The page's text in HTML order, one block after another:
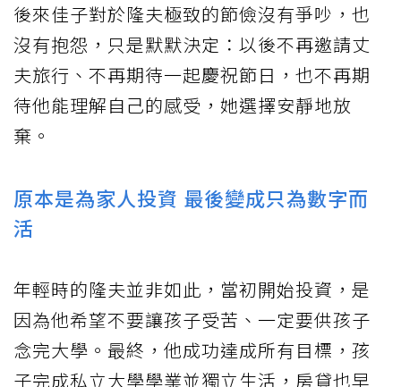
後來佳子對於隆夫極致的節儉沒有爭吵，也
沒有抱怨，只是默默決定：以後不再邀請丈
夫旅行、不再期待一起慶祝節日，也不再期
待他能理解自己的感受，她選擇安靜地放
棄。
原本是為家人投資 最後變成只為數字而
活
年輕時的隆夫並非如此，當初開始投資，是
因為他希望不要讓孩子受苦、一定要供孩子
念完大學。最終，他成功達成所有目標，孩
子完成私立大學學業並獨立生活，房貸也早